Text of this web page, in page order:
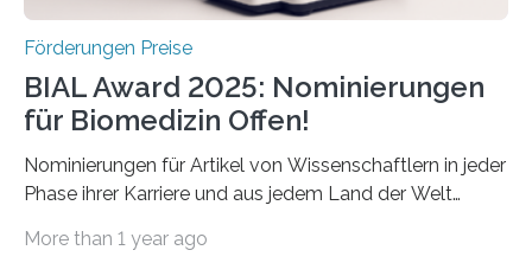
Förderungen Preise
BIAL Award 2025: Nominierungen
für Biomedizin Offen!
Nominierungen für Artikel von Wissenschaftlern in jeder
Phase ihrer Karriere und aus jedem Land der Welt
Leben gerufen, um die bemerkenswertesten
More than 1 year ago